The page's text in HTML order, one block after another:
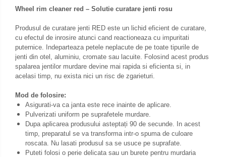
Wheel rim cleaner red – Solutie curatare jenti rosu
Produsul de curatare jenti RED este un lichid eficient de curatare,
cu efectul de inrosire atunci cand reactioneaza cu impuritati
puternice. Indeparteaza petele neplacute de pe toate tipurile de
jenti din otel, aluminiu, cromate sau lacuite. Folosind acest produs
spalarea jentilor murdare devine mai rapida si eficienta si, in
acelasi timp, nu exista nici un risc de zgarieturi.
Mod de folosire:
Asigurati-va ca janta este rece inainte de aplicare.
Pulverizati uniform pe suprafetele murdare.
Dupa aplicarea produsului asteptați 90 de secunde. In acest
timp, preparatul se va transforma intr-o spuma de culoare
roscata. Nu lasati produsul sa se usuce pe suprafate.
Puteti folosi o perie delicata sau un burete pentru murdaria